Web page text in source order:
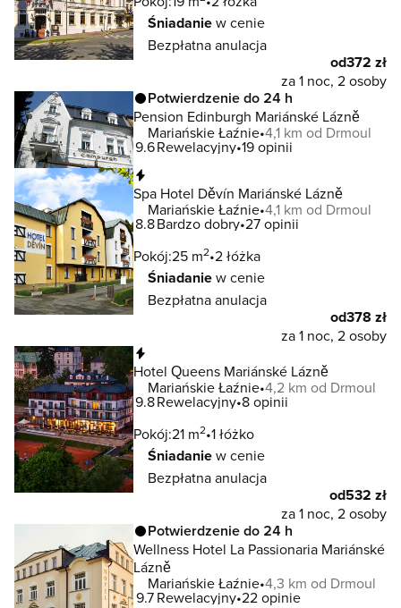
Śniadaniew cenie
Bezpłatna anulacja
od372 zł
za 1 noc, 2 osoby
Potwierdzenie do 24 h
Pension Edinburgh Mariánské Lázně
Mariańskie Łaźnie 4,1 km od Drmoul
9.6Rewelacyjny 19 opinii
Spa Hotel Děvín Mariánské Lázně
Mariańskie Łaźnie 4,1 km od Drmoul
8.8Bardzo dobry 27 opinii
Pokój:25 m2 2 łóżka
Śniadaniew cenie
Bezpłatna anulacja
od378 zł
za 1 noc, 2 osoby
Hotel Queens Mariánské Lázně
Mariańskie Łaźnie 4,2 km od Drmoul
9.8Rewelacyjny 8 opinii
Pokój:21 m2 1 łóżko
Śniadaniew cenie
Bezpłatna anulacja
od532 zł
za 1 noc, 2 osoby
Potwierdzenie do 24 h
Wellness Hotel La Passionaria Mariánské
Lázně
Mariańskie Łaźnie 4,3 km od Drmoul
9.7Rewelacyjny 22 opinie